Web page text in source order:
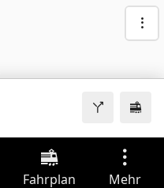
Fahrplan Mehr